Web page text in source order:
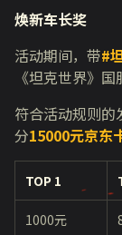
焕新车长奖
活动期间，带#
《坦克世界》
符合活动规则
分15000元京东
TOP 1
1000元